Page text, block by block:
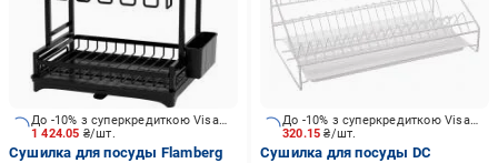
1 424.05 ₴/шт.
До -10% з суперкредиткою Visa Вигода
Сушилка для посуды Flamberg
320.15₴/шт.
До -10% з суперкредиткою Visa Вигода
Сушилка для посуды DC